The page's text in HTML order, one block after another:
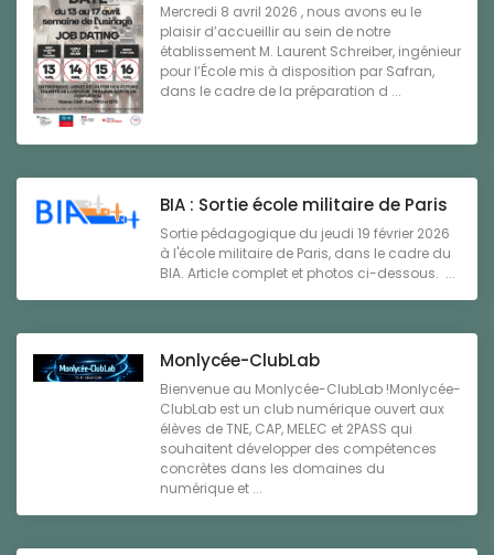
Mercredi 8 avril 2026 , nous avons eu le
plaisir d’accueillir au sein de notre
établissement M. Laurent Schreiber, ingénieur
pour l’École mis à disposition par Safran,
dans le cadre de la préparation d ...
BIA : Sortie école militaire de Paris
Sortie pédagogique du jeudi 19 février 2026
à l'école militaire de Paris, dans le cadre du
BIA. Article complet et photos ci-dessous. ...
Monlycée-ClubLab
Bienvenue au Monlycée-ClubLab !Monlycée-
ClubLab est un club numérique ouvert aux
élèves de TNE, CAP, MELEC et 2PASS qui
souhaitent développer des compétences
concrètes dans les domaines du
numérique et ...